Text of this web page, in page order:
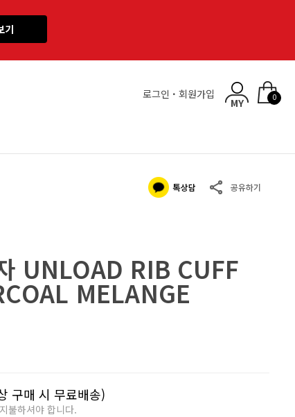
기
로그인 · 회원가입 0
UNLOAD RIB CUFF
MELANGE
구매 시 무료배송)
불하셔야 합니다.